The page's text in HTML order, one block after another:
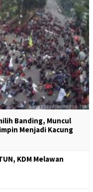
Banding, Muncul
Menjadi Kacung
KDM Melawan